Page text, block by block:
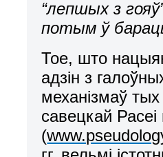
“лепшых з
потым ў
Тое, што
адзін з
механізмаў
савецкай
(